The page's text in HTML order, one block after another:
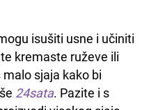
isušiti usne i učiniti
kremaste ruževe ili
sjaja kako bi
24sata. Pazite i s